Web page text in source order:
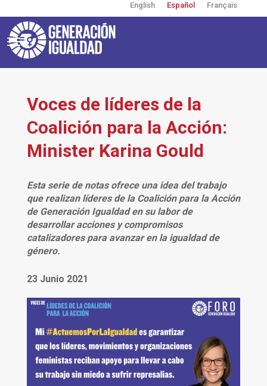
al
contenido
principal
English Español Français
User
menu
Toggle
navigation
Voces de líderes de la
Coalición para la Acción:
Minister Karina Gould
Esta serie de notas ofrece una idea del trabajo
que realizan líderes de la Coalición para la Acción
de Generación Igualdad en su labor de
desarrollar acciones y compromisos
catalizadores para avanzar en la igualdad de
género.
23 Junio 2021